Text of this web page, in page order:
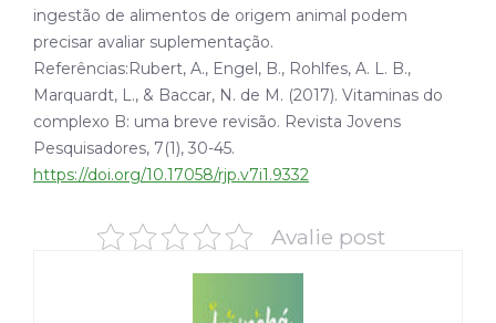
ingestão de alimentos de origem animal podem
precisar avaliar suplementação.
Referências:Rubert, A., Engel, B., Rohlfes, A. L. B.,
Marquardt, L., & Baccar, N. de M. (2017). Vitaminas do
complexo B: uma breve revisão. Revista Jovens
Pesquisadores, 7(1), 30-45.
https://doi.org/10.17058/rjp.v7i1.9332
Avalie post